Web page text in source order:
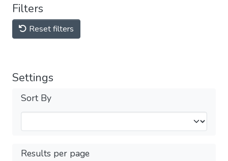
Filters
Reset filters
Settings
Sort By
Results per page